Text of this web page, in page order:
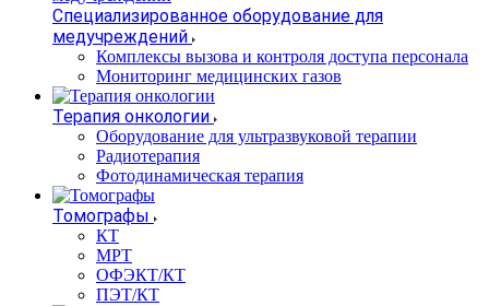
Специализированное оборудование для
медучреждений
Комплексы вызова и контроля доступа персонала
Мониторинг медицинских газов
Терапия онкологии
Оборудование для ультразвуковой терапии
Радиотерапия
Фотодинамическая терапия
Томографы
КТ
МРТ
ОФЭКТ/КТ
ПЭТ/КТ